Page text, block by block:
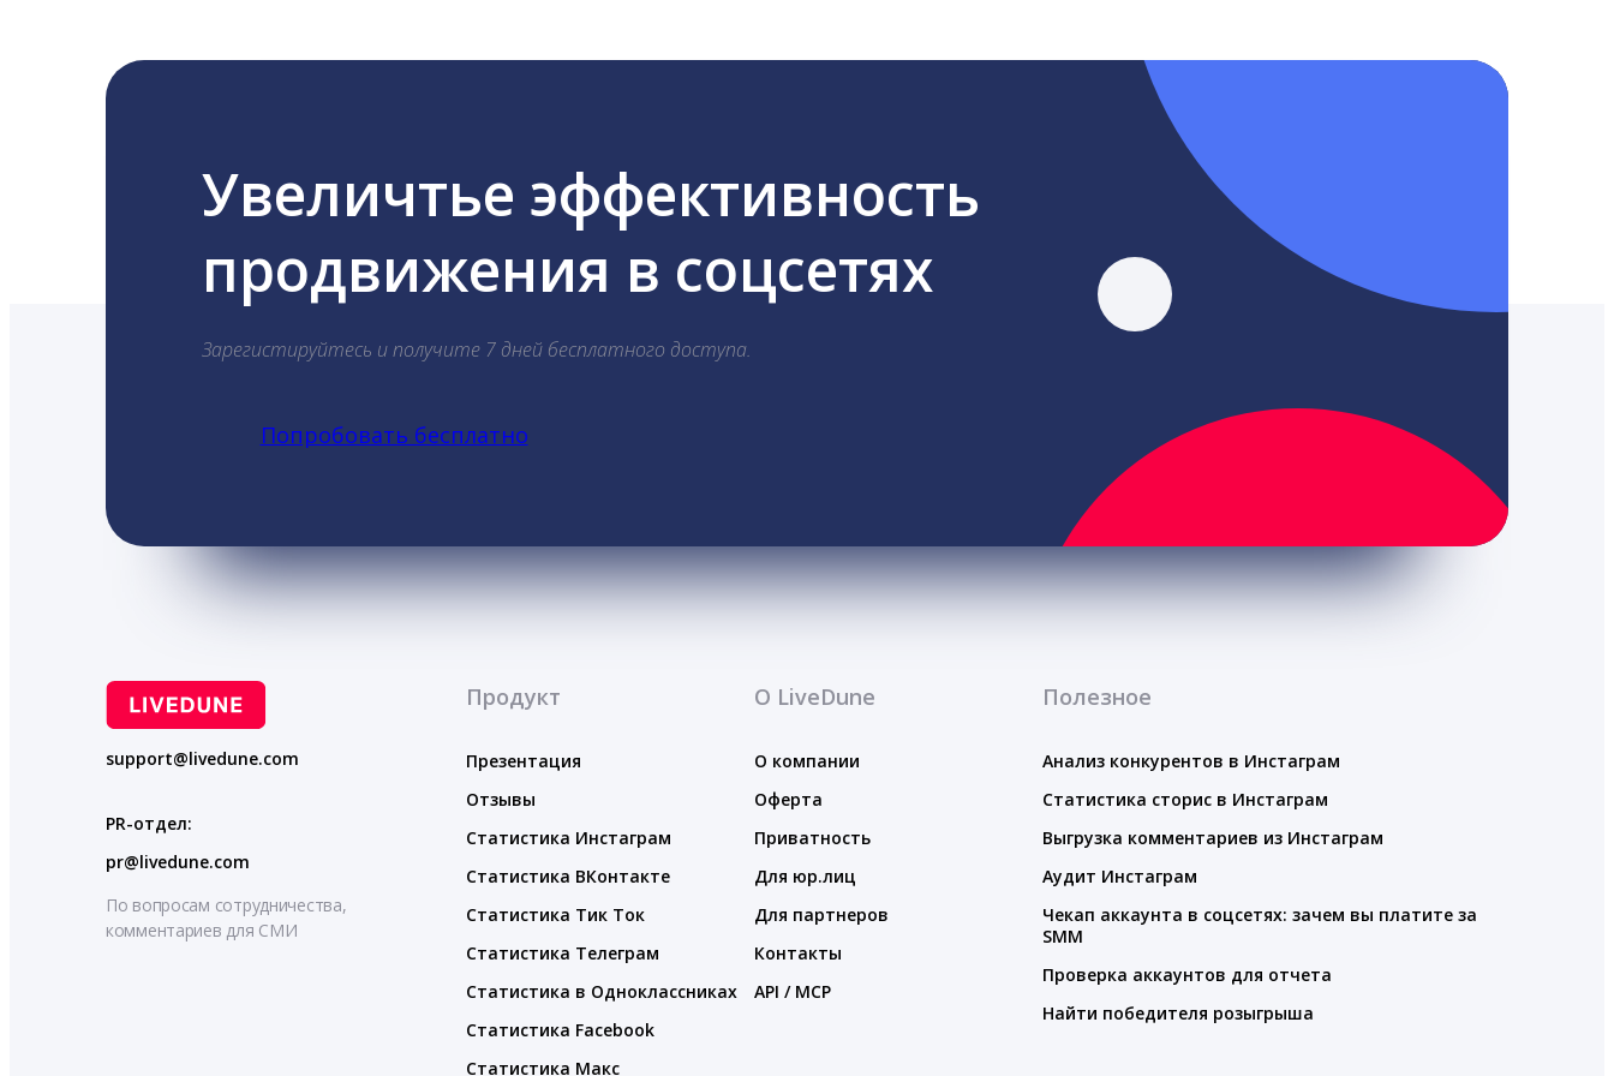
Увеличтье эффективность
продвижения в соцсетях
Зарегистируйтесь и получите 7 дней бесплатного доступа.
Попробовать бесплатно
support@livedune.com
PR-отдел:
pr@livedune.com
По вопросам сотрудничества,
комментариев для СМИ
Продукт
Презентация
Отзывы
Статистика Инстаграм
Статистика ВКонтакте
Статистика Тик Ток
Статистика Телеграм
Статистика в Одноклассниках
Статистика Facebook
Статистика Макс
О LiveDune
О компании
Оферта
Приватность
Для юр.лиц
Для партнеров
Контакты
API / MCP
Полезное
Анализ конкурентов в Инстаграм
Статистика сторис в Инстаграм
Выгрузка комментариев из Инстаграм
Аудит Инстаграм
Чекап аккаунта в соцсетях: зачем вы платите за
SMM
Проверка аккаунтов для отчета
Найти победителя розыгрыша